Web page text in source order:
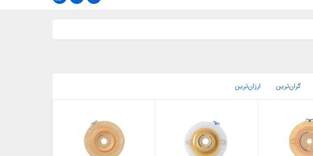
گران‌ترین ارزان‌ترین